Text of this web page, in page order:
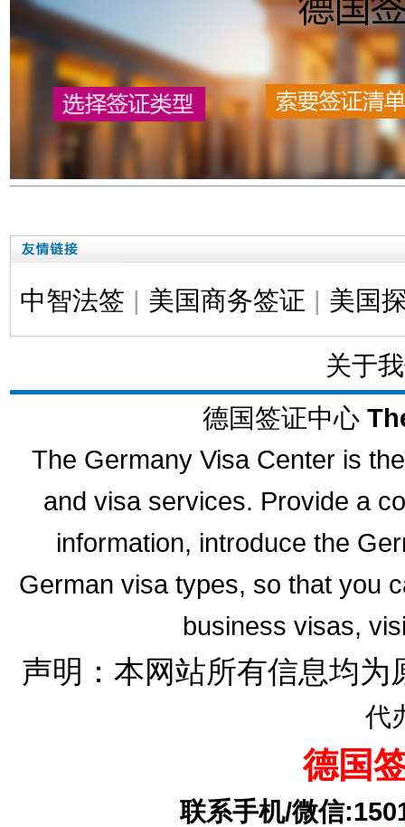
中智法签 | 美国商务签证 | 美国
关于
德国签证中心
The Germany Visa Center is
and visa services. Provide a
information, introduce the
German visa types, so that you
business visas,
声明：本网站所有信息均为
代
德国
联系手机/微信